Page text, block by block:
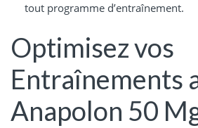
tout programme d’entraînement.
Optimisez vos
Entraînements
Anapolon 50